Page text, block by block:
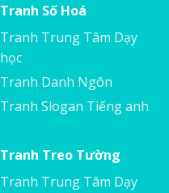
Tranh Số Hoá
Tranh Trung Tâm Dạy
học
Tranh Danh Ngôn
Tranh Slogan Tiếng anh
Tranh Treo Tường
Tranh Trung Tâm Dạy